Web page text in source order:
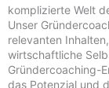
komplizierte Welt
Unser
relevanten
wirtschaftliche
Gründercoaching-
das Potenzial und